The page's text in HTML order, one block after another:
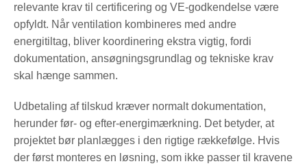
relevante krav til certificering og VE-godkendelse være
opfyldt. Når ventilation kombineres med andre
energitiltag, bliver koordinering ekstra vigtig, fordi
dokumentation, ansøgningsgrundlag og tekniske krav
skal hænge sammen.
Udbetaling af tilskud kræver normalt dokumentation,
herunder før- og efter-energimærkning. Det betyder, at
projektet bør planlægges i den rigtige rækkefølge. Hvis
der først monteres en løsning, som ikke passer til kravene